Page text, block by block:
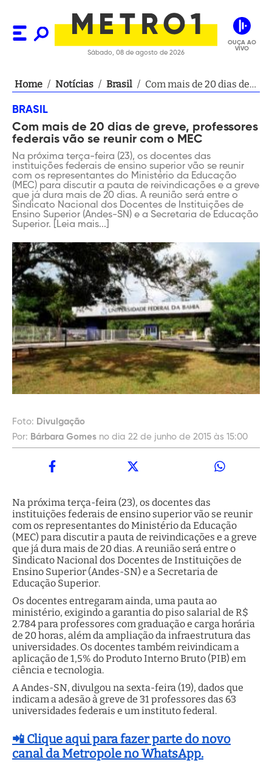
Sábado, 08 de agosto de 2026
OUÇA AO
VIVO
Home / Notícias / Brasil / Com mais de 20 dias de
com o MEC
BRASIL
Com mais de 20 dias de greve, professores
federais vão se reunir com o MEC
Na próxima terça-feira (23), os docentes das
instituições federais de ensino superior vão se reunir
com os representantes do Ministério da Educação
(MEC) para discutir a pauta de reivindicações e a greve
que já dura mais de 20 dias. A reunião será entre o
Sindicato Nacional dos Docentes de Instituições de
Ensino Superior (Andes-SN) e a Secretaria de Educação
Superior. [Leia mais...]
Foto: Divulgação
Por: Bárbara Gomes no dia 22 de junho de 2015 às 15:00
Na próxima terça-feira (23), os docentes das
instituições federais de ensino superior vão se reunir
com os representantes do Ministério da Educação
(MEC) para discutir a pauta de reivindicações e a greve
que já dura mais de 20 dias. A reunião será entre o
Sindicato Nacional dos Docentes de Instituições de
Ensino Superior (Andes-SN) e a Secretaria de
Educação Superior.
Os docentes entregaram ainda, uma pauta ao
ministério, exigindo a garantia do piso salarial de R$
2.784 para professores com graduação e carga horária
de 20 horas, além da ampliação da infraestrutura das
universidades. Os docentes também reivindicam a
aplicação de 1,5% do Produto Interno Bruto (PIB) em
ciência e tecnologia.
A Andes-SN, divulgou na sexta-feira (19), dados que
indicam a adesão à greve de 31 professores das 63
universidades federais e um instituto federal.
📲 Clique aqui para fazer parte do novo
canal da Metropole no WhatsApp.